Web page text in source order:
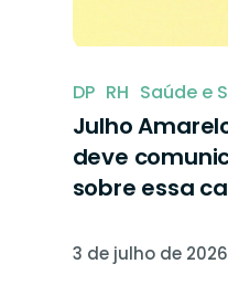
DP RH Saúde e
Julho
deve
sobre essa
3 de julho de 2026